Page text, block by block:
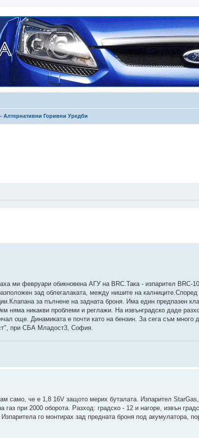
Алтернативни Горивни Уредби
ми февруари обикновена АГУ на BRC.Така - изпарител BRC-
зад облегалаката, между нишите на
за пълнене на задната броня. Има един предпазен
няма никакви проблеми и реглажи. На извънградско даде
още. Динамиката е почти като на бензин. За сега съм много
при СБА Младост3, София.
само, че е 1,8 16V защото мерих буталата. Изпарител
при 2000 оборота. Разход: градско - 12 и нагоре, извън
го монтирах зад предната броня под акумулатора,